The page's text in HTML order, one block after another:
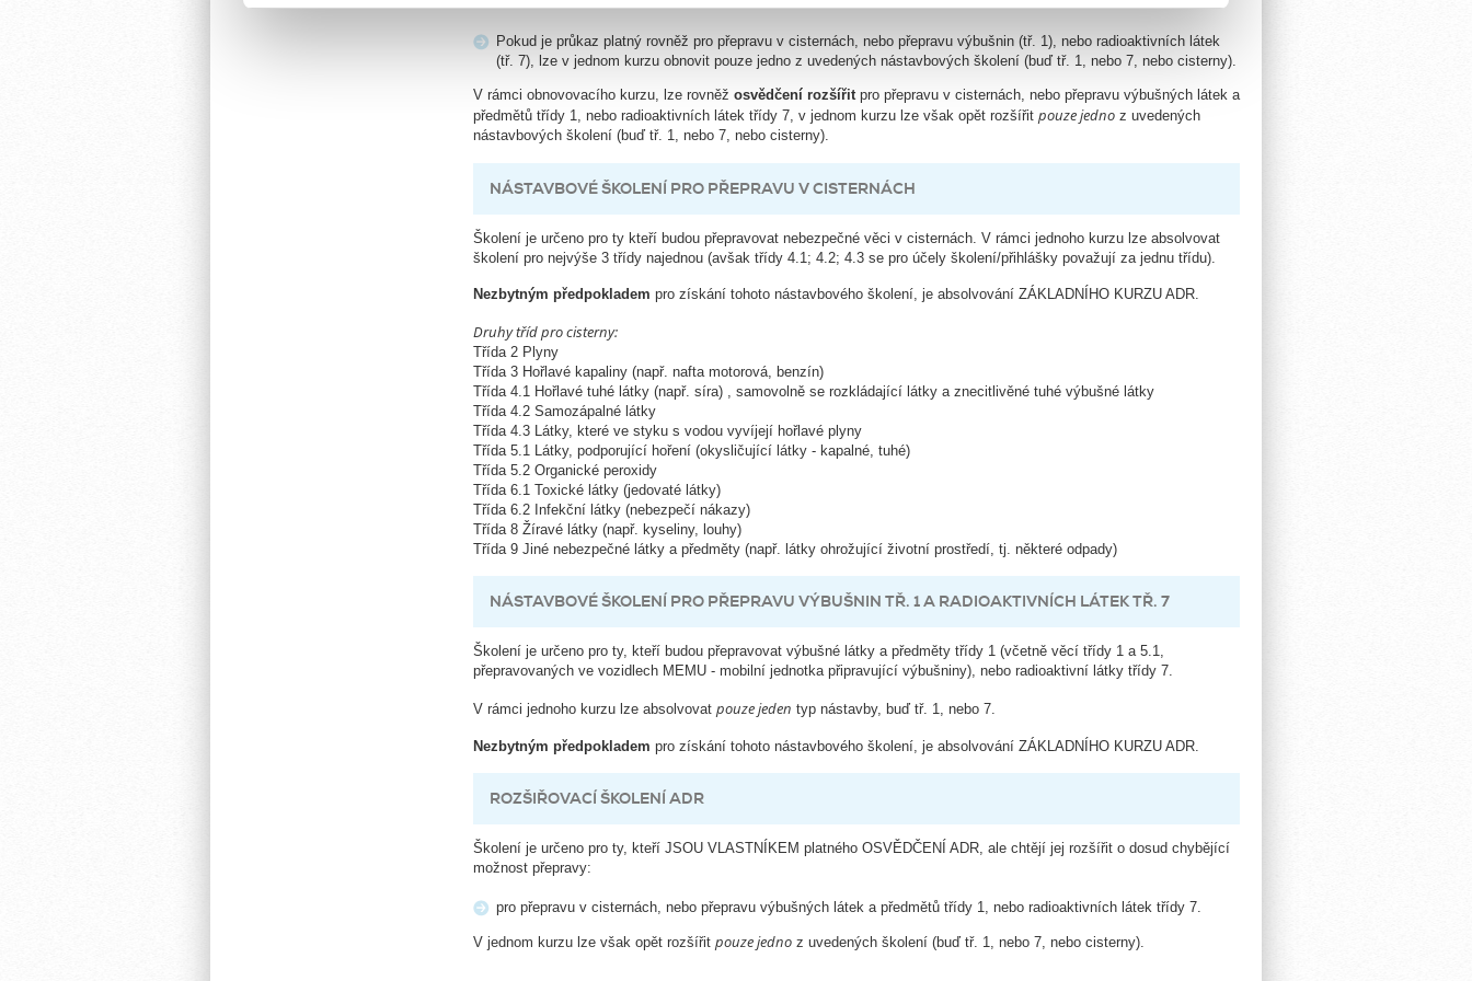
Pokud je průkaz platný rovněž pro přepravu v cisternách, nebo přepravu výbušnin (tř. 1), nebo radioaktivních látek
(tř. 7), lze v jednom kurzu obnovit pouze jedno z uvedených nástavbových školení (buď tř. 1, nebo 7, nebo cisterny).
V rámci obnovovacího kurzu, lze rovněž osvědčení rozšířit pro přepravu v cisternách, nebo přepravu výbušných látek a
předmětů třídy 1, nebo radioaktivních látek třídy 7, v jednom kurzu lze však opět rozšířit pouze jedno z uvedených
nástavbových školení (buď tř. 1, nebo 7, nebo cisterny).
NÁSTAVBOVÉ ŠKOLENÍ PRO PŘEPRAVU V CISTERNÁCH
Školení je určeno pro ty kteří budou přepravovat nebezpečné věci v cisternách. V rámci jednoho kurzu lze absolvovat
školení pro nejvýše 3 třídy najednou (avšak třídy 4.1; 4.2; 4.3 se pro účely školení/přihlášky považují za jednu třídu).
Nezbytným předpokladem pro získání tohoto nástavbového školení, je absolvování ZÁKLADNÍHO KURZU ADR.
Druhy tříd pro cisterny:
Třída 2 Plyny
Třída 3 Hořlavé kapaliny (např. nafta motorová, benzín)
Třída 4.1 Hořlavé tuhé látky (např. síra) , samovolně se rozkládající látky a znecitlivěné tuhé výbušné látky
Třída 4.2 Samozápalné látky
Třída 4.3 Látky, které ve styku s vodou vyvíjejí hořlavé plyny
Třída 5.1 Látky, podporující hoření (okysličující látky - kapalné, tuhé)
Třída 5.2 Organické peroxidy
Třída 6.1 Toxické látky (jedovaté látky)
Třída 6.2 Infekční látky (nebezpečí nákazy)
Třída 8 Žíravé látky (např. kyseliny, louhy)
Třída 9 Jiné nebezpečné látky a předměty (např. látky ohrožující životní prostředí, tj. některé odpady)
NÁSTAVBOVÉ ŠKOLENÍ PRO PŘEPRAVU VÝBUŠNIN TŘ. 1 A RADIOAKTIVNÍCH LÁTEK TŘ. 7
Školení je určeno pro ty, kteří budou přepravovat výbušné látky a předměty třídy 1 (včetně věcí třídy 1 a 5.1,
přepravovaných ve vozidlech MEMU - mobilní jednotka připravující výbušniny), nebo radioaktivní látky třídy 7.
V rámci jednoho kurzu lze absolvovat pouze jeden typ nástavby, buď tř. 1, nebo 7.
Nezbytným předpokladem pro získání tohoto nástavbového školení, je absolvování ZÁKLADNÍHO KURZU ADR.
ROZŠIŘOVACÍ ŠKOLENÍ ADR
Školení je určeno pro ty, kteří JSOU VLASTNÍKEM platného OSVĚDČENÍ ADR, ale chtějí jej rozšířit o dosud chybějící
možnost přepravy:
pro přepravu v cisternách, nebo přepravu výbušných látek a předmětů třídy 1, nebo radioaktivních látek třídy 7.
V jednom kurzu lze však opět rozšířit pouze jedno z uvedených školení (buď tř. 1, nebo 7, nebo cisterny).